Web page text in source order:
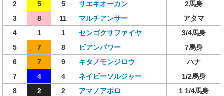
2
5 5 サエキオーカン
2馬身
3
8 11 マルチアンサー
アタマ
4
1 1 センゴクサファイヤ
3/4馬身
5
7 8 ビアンパワー
7馬身
6
7 9 キタノモンジロウ
ハナ
7
4 4 ネイビーソルジャー
1/2馬身
8
2 2 アマノアポロ
1 1/4馬身